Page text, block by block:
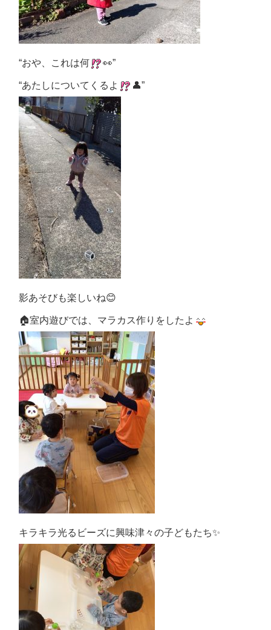
“おや、これは何 👀”
“あたしについてくるよ 👤”
影あそびも楽しいね😊
🏠室内遊びでは、 マラカス作りをしたよ
キラキラ光るビーズに興味津々の子どもたち✨